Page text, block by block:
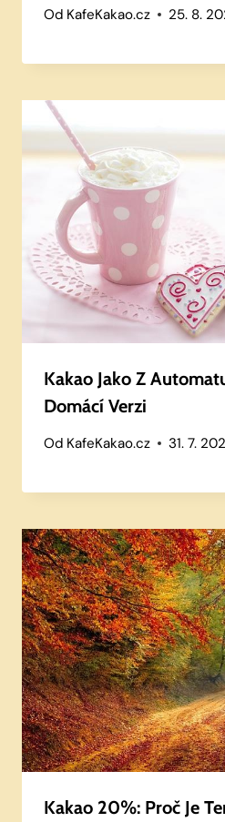
Od KafeKakao.cz 25. 8.
Kakao Jako Z
Domácí Verzi
Od KafeKakao.cz 31. 7.
Kakao 20%: Proč Je